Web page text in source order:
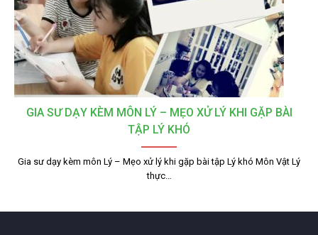
GIA SƯ DẠY KÈM MÔN LÝ – MẸO XỬ LÝ KHI GẶP BÀI
TẬP LÝ KHÓ
Gia sư dạy kèm môn Lý – Mẹo xử lý khi gặp bài tập Lý khó Môn Vật Lý
thực…